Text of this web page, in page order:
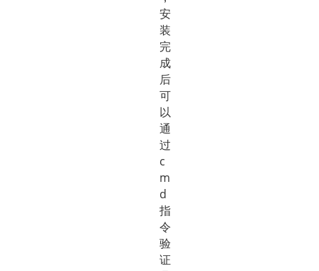
安
装
完
成
后
可
以
通
过
c
m
d
指
令
验
证